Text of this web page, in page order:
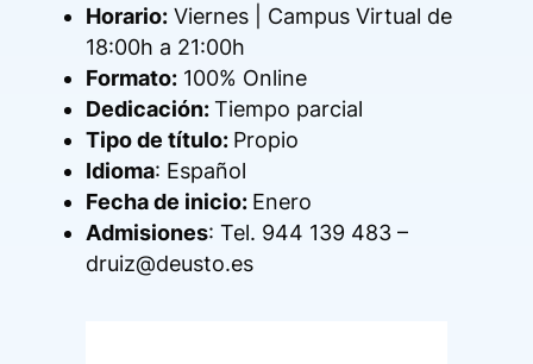
Horario: Viernes | Campus Virtual de
18:00h a 21:00h
Formato: 100% Online
Dedicación:Tiempo parcial
Tipo de título: Propio
Idioma: Español
Fecha de inicio: Enero
Admisiones: Tel. 944 139 483 –
druiz@deusto.es